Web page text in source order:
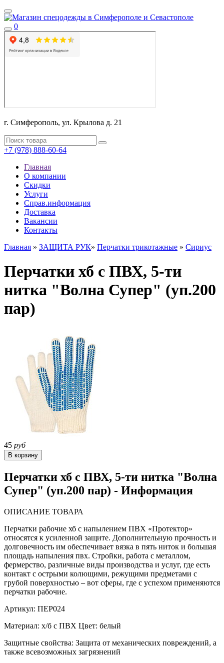
0
г. Симферополь, ул. Крылова д. 21
+7 (978) 888-60-64
Главная
О компании
Скидки
Услуги
Справ.информация
Доставка
Вакансии
Контакты
Главная » ЗАЩИТА РУК» Перчатки трикотажные » Сириус
Перчатки хб с ПВХ, 5-ти
нитка "Волна Супер" (уп.200
пар)
45 руб
Перчатки хб с ПВХ, 5-ти нитка "Волна
Супер" (уп.200 пар) - Информация
ОПИСАНИЕ ТОВАРА
Перчатки рабочие хб с напылением ПВХ «Протектор»
относятся к усиленной защите. Дополнительную прочность и
долговечность им обеспечивает вязка в пять ниток и большая
площадь напыления пвх. Стройки, работа с металлом,
фермерство, различные виды производства и услуг, где есть
контакт с острыми колющими, режущими предметами с
грубой поверхностью – вот сферы, где с успехом применяются
перчатки рабочие.
Артикул: ПЕР024
Материал: х/б с ПВХ Цвет: белый
Защитные свойства: Защита от механических повреждений, а
также всевозможных загрязнений